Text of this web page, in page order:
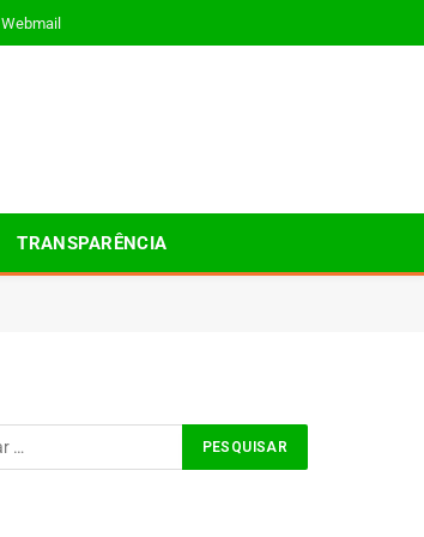
Webmail
TRANSPARÊNCIA